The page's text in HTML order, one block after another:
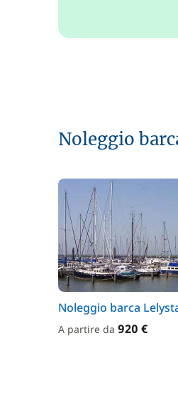
Noleggio
Noleggio barca
A partire da 920 €